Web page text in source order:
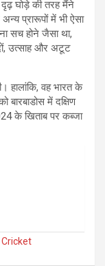
घोड़े की तरह मैंने
प्रारूपों में भी ऐसा
सच होने जैसा था,
उत्साह और अटूट
हालांकि, वह भारत के
में दक्षिण
के खिताब पर कब्जा
Cricket